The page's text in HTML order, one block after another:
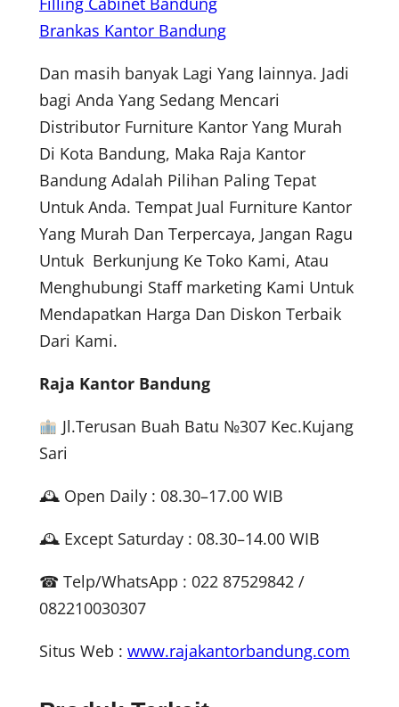
Brankas Kantor Bandung
Dan masih banyak Lagi Yang lainnya. Jadi
bagi Anda Yang Sedang Mencari
Distributor Furniture Kantor Yang Murah
Di Kota Bandung, Maka Raja Kantor
Bandung Adalah Pilihan Paling Tepat
Untuk Anda. Tempat Jual Furniture Kantor
Yang Murah Dan Terpercaya, Jangan Ragu
Untuk Berkunjung Ke Toko Kami, Atau
Menghubungi Staff marketing Kami Untuk
Mendapatkan Harga Dan Diskon Terbaik
Dari Kami.
Raja Kantor Bandung
Jl.Terusan Buah Batu №307 Kec.Kujang
Sari
🕰 Open Daily : 08.30–17.00 WIB
🕰 Except Saturday : 08.30–14.00 WIB
☎ Telp/WhatsApp : 022 87529842 /
082210030307
Situs Web : www.rajakantorbandung.com